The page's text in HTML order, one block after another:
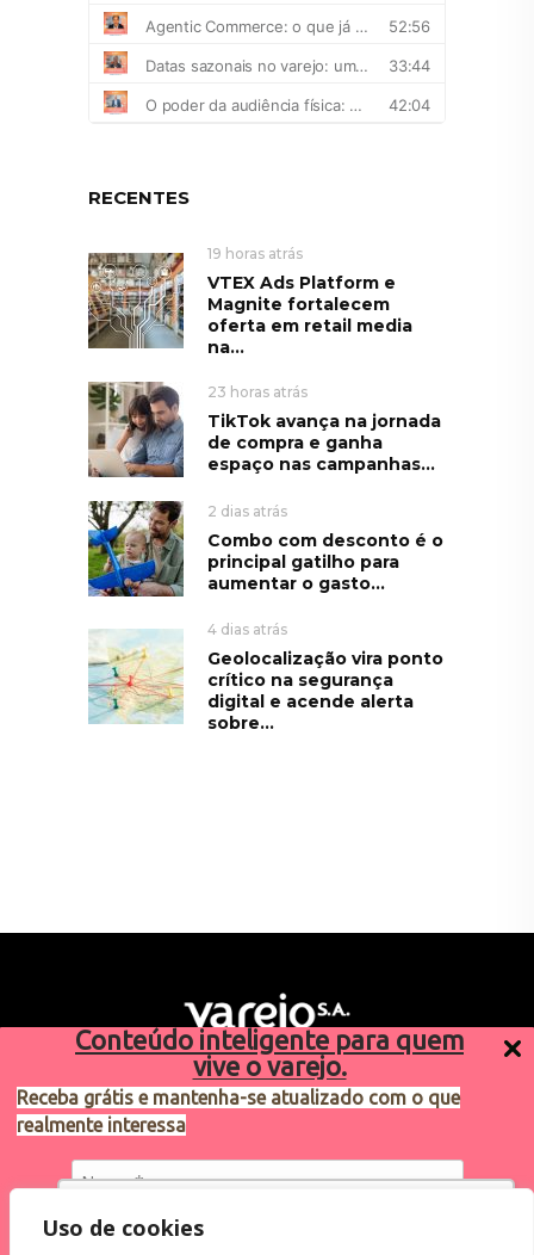
Conteúdo inteligente para quem
vive o varejo.
Receba grátis e mantenha-se atualizado com o que
realmente interessa
Utilizamos cookies para oferecer melhor
Uso de cookies
RECENTES
19 horas atrás
VTEX Ads Platform e
Magnite fortalecem
oferta em retail media
na...
23 horas atrás
TikTok avança na jornada
de compra e ganha
espaço nas campanhas...
2 dias atrás
Combo com desconto é o
principal gatilho para
aumentar o gasto...
4 dias atrás
Geolocalização vira ponto
crítico na segurança
digital e acende alerta
sobre...
Sugestões de pauta
varejosa@cndl.org.br